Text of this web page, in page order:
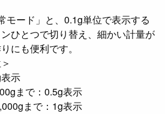
モード」と、0.1g単位で表示する
ンひとつで切り替え、細かい計量が
にも便利です。
示
まで：0.5g表示
まで：1g表示